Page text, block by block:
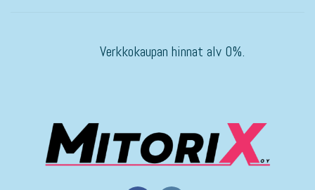
Verkkokaupan hinnat alv 0%.